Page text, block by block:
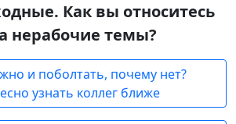
Как вы относитесь
нерабочие темы?
и поболтать, почему нет?
узнать коллег ближе